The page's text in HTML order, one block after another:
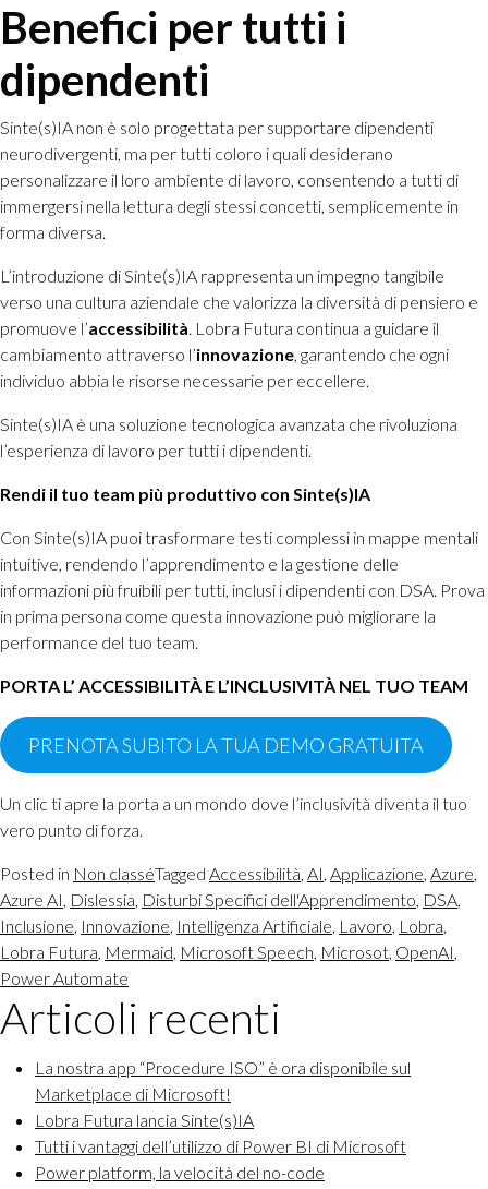
Benefici per tutti i
dipendenti
Sinte(s)IA non è solo progettata per supportare dipendenti
neurodivergenti, ma per tutti coloro i quali desiderano
personalizzare il loro ambiente di lavoro, consentendo a tutti di
immergersi nella lettura degli stessi concetti, semplicemente in
forma diversa.
L’introduzione di Sinte(s)IA rappresenta un impegno tangibile
verso una cultura aziendale che valorizza la diversità di pensiero e
promuove l’accessibilità. Lobra Futura continua a guidare il
cambiamento attraverso l’innovazione, garantendo che ogni
individuo abbia le risorse necessarie per eccellere.
Sinte(s)IA è una soluzione tecnologica avanzata che rivoluziona
l’esperienza di lavoro per tutti i dipendenti.
Rendi il tuo team più produttivo con Sinte(s)IA
Con Sinte(s)IA puoi trasformare testi complessi in mappe mentali
intuitive, rendendo l’apprendimento e la gestione delle
informazioni più fruibili per tutti, inclusi i dipendenti con DSA. Prova
in prima persona come questa innovazione può migliorare la
performance del tuo team.
PORTA L’ ACCESSIBILITÀ E L’INCLUSIVITÀ NEL TUO TEAM
PRENOTA SUBITO LA TUA DEMO GRATUITA
Un clic ti apre la porta a un mondo dove l’inclusività diventa il tuo
vero punto di forza.
Posted in Non classéTagged Accessibilità, AI, Applicazione, Azure,
Azure AI, Dislessia, Disturbi Specifici dell'Apprendimento, DSA,
Inclusione, Innovazione, Intelligenza Artificiale, Lavoro, Lobra,
Lobra Futura, Mermaid, Microsoft Speech, Microsot, OpenAI,
Power Automate
Articoli recenti
La nostra app “Procedure ISO” è ora disponibile sul
Marketplace di Microsoft!
Lobra Futura lancia Sinte(s)IA
Tutti i vantaggi dell’utilizzo di Power BI di Microsoft
Power platform, la velocità del no-code